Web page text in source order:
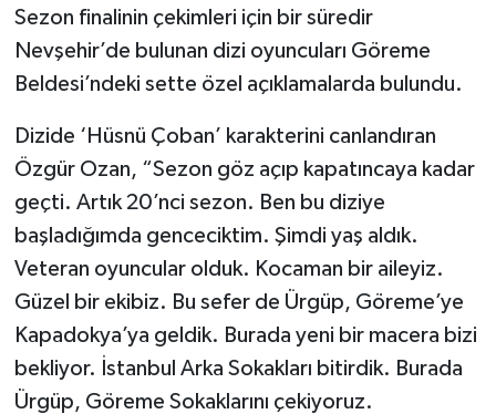
Sezon finalinin çekimleri için bir süredir
Nevşehir’de bulunan dizi oyuncuları Göreme
Beldesi’ndeki sette özel açıklamalarda bulundu.
Dizide ‘Hüsnü Çoban’ karakterini canlandıran
Özgür Ozan, “Sezon göz açıp kapatıncaya kadar
geçti. Artık 20’nci sezon. Ben bu diziye
başladığımda genceciktim. Şimdi yaş aldık.
Veteran oyuncular olduk. Kocaman bir aileyiz.
Güzel bir ekibiz. Bu sefer de Ürgüp, Göreme’ye
Kapadokya’ya geldik. Burada yeni bir macera bizi
bekliyor. İstanbul Arka Sokakları bitirdik. Burada
Ürgüp, Göreme Sokaklarını çekiyoruz.
Yurt
2024 Seçim Sonuçları